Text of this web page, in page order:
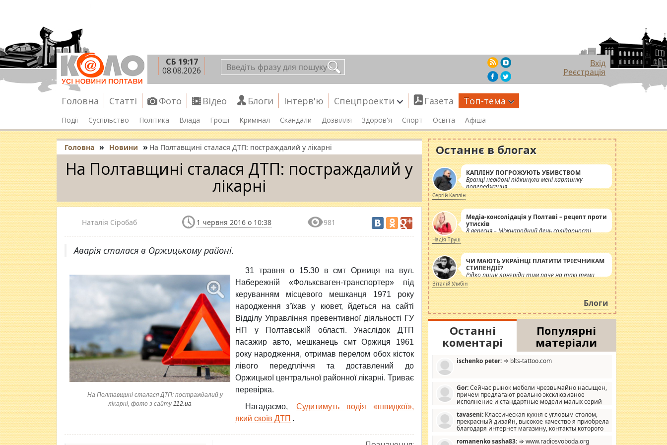
СБ 19:17
08.08.2026
Вхід
Реєстрація
Головна Статті Фото Відео Блоги Інтерв'ю Спецпроекти Газета Топ-тема
Події Суспільство Політика Влада Гроші Кримінал Скандали Дозвілля Здоров'я Спорт Освіта Афіша
Головна » Новини » На Полтавщині сталася ДТП: постраждалий у лікарні
На Полтавщині сталася ДТП: постраждалий у
лікарні
Наталія Сіробаб 1 червня 2016 о 10:38 981
Аварія сталася в Оржицькому районі.
На Полтавщині сталася ДТП: постраждалий у
лікарні, фото з сайту112.ua
31 травня о 15.30 в смтОржиця на вул.
Набережній «Фольксваген-транспортер» під
керуванням місцевого мешканця 1971 року
народження з’їхав у кювет, йдеться на сайті
Відділу Управління превентивної діяльності ГУ
НП у Полтавській області. Унаслідок ДТП
пасажир авто, мешканець смт Оржиця 1961
року народження, отримав перелом обох кісток
лівого передпліччя та доставлений до
Оржицької центральної районної лікарні. Триває
перевірка.
Нагадаємо,
Судитимуть водія «швидкої»,
який скоїв ДТП .
Останнє в блогах
КАПЛІНУ ПОГРОЖУЮТЬ УБИВСТВОМ
Вранці невідомі підкинули мені картинку-
попередження
Сергій Каплін
Медіа-консолідація у Полтаві – рецепт проти
утисків
8 вересня – Міжнародний день солідарності
журналістів.
Надія Труш
ЧИ МАЮТЬ УКРАЇНЦІ ПЛАТИТИ ТРІЄЧНИКАМ
СТИПЕНДІЇ?
Рідко пишу лонгріди тим паче на такі теми,
але вже просто дістало! Обурюють сьогоднішні
інсенуації навколо стипендіального питання.
Штучно роздувається ще одна соціальна
катастрофа.
Віталій Улибін
Блоги
Останні
коментарі
Популярні
матеріали
ischenko peter: ⇒ blts-tattoo.com
Gor:Сейчас рынок мебели чрезвычайно насыщен,
причем предлагают реально эксклюзивное
исполнение и стандартные модели малых серий
дизайну, мало походит на стандартные формы, в MebelOk,
креативненько и что главное - со вкусом все в порядке,
без ненужных наворотов удорожающих мебель, а это не
tavaseni: Классическая кухня с угловым столом,
прекрасный дизайн, высокое качество я приобрела
благодаря интернет магазину, контакты которого
romanenko sasha83: ⇒ www.radiosvoboda.org